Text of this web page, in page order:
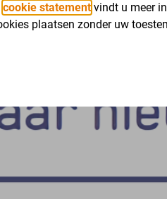
cookie statement vindt u meer
plaatsen zonder uw